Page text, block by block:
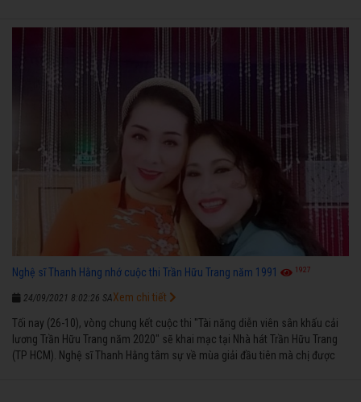
Nghệ sĩ Thanh Hằng nhớ cuộc thi Trần Hữu Trang năm 1991 1927
24/09/2021 8:02:26 SA
Tối nay (26-10), vòng chung kết cuộc thi "Tài năng diễn viên sân khấu cải
lương Trần Hữu Trang năm 2020" sẽ khai mạc tại Nhà hát Trần Hữu Trang
(TP HCM). Nghệ sĩ Thanh Hằng tâm sự về mùa giải đầu tiên mà chị được
Xem chi tiết